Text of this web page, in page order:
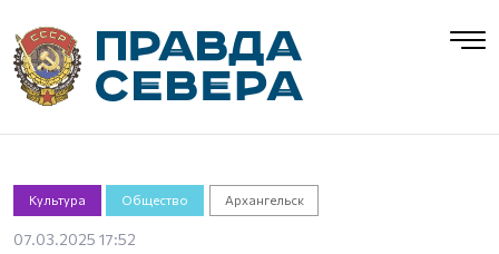
Культура Общество Архангельск
07.03.2025 17:52